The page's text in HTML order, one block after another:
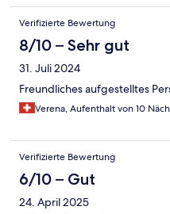
Verifizierte Bewertung
8/10 – Sehr gut
31. Juli 2024
Freundliches aufgestelltes
Verena, Aufenthalt von 10
Verifizierte Bewertung
6/10 – Gut
24. April 2025